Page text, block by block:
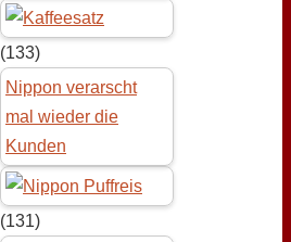
(133)
Nippon verarscht
mal wieder die
Kunden
(131)